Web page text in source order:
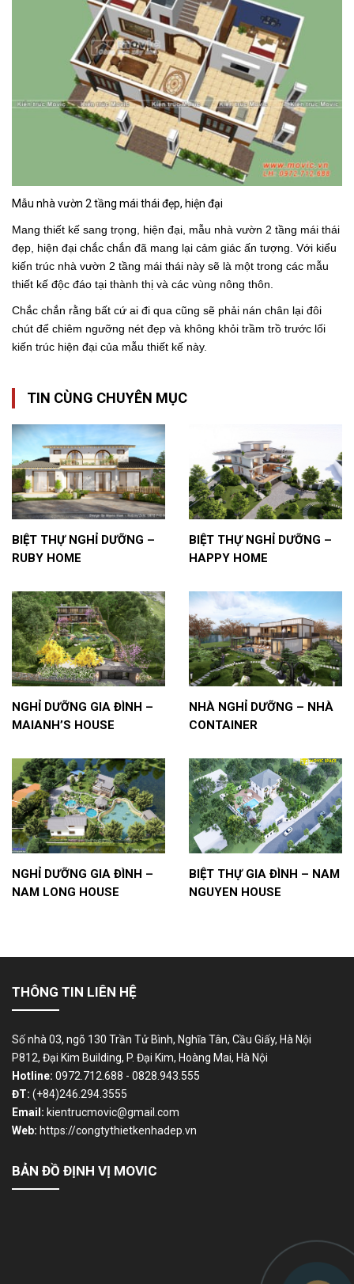
Mẫu nhà vườn 2 tầng mái thái đẹp, hiện đại
Mang thiết kế sang trọng, hiện đại, mẫu nhà vườn 2 tầng mái thái
đẹp, hiện đại chắc chắn đã mang lại cảm giác ấn tượng. Với kiểu
kiến trúc nhà vườn 2 tầng mái thái này sẽ là một trong các mẫu
thiết kế độc đáo tại thành thị và các vùng nông thôn.
Chắc chắn rằng bất cứ ai đi qua cũng sẽ phải nán chân lại đôi
chút để chiêm ngưỡng nét đẹp và không khỏi trầm trồ trước lối
kiến trúc hiện đại của mẫu thiết kế này.
TIN CÙNG CHUYÊN MỤC
BIỆT THỰ NGHỈ DƯỠNG –
RUBY HOME
BIỆT THỰ NGHỈ DƯỠNG –
HAPPY HOME
NGHỈ DƯỠNG GIA ĐÌNH –
MAIANH’S HOUSE
NHÀ NGHỈ DƯỠNG – NHÀ
CONTAINER
NGHỈ DƯỠNG GIA ĐÌNH –
NAM LONG HOUSE
BIỆT THỰ GIA ĐÌNH – NAM
NGUYEN HOUSE
THÔNG TIN LIÊN HỆ
Số nhà 03, ngõ 130 Trần Tử Bình, Nghĩa Tân, Cầu Giấy, Hà Nội
P812, Đại Kim Building, P. Đại Kim, Hoàng Mai, Hà Nội
Hotline: 0972.712.688 - 0828.943.555
ĐT: (+84)246.294.3555
Email: kientrucmovic@gmail.com
Web: https://congtythietkenhadep.vn
BẢN ĐỒ ĐỊNH VỊ MOVIC